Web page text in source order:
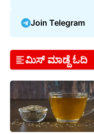
Join Telegram
ಮಿಸ್ ಮಾಡ್ದೆ ಓದಿ